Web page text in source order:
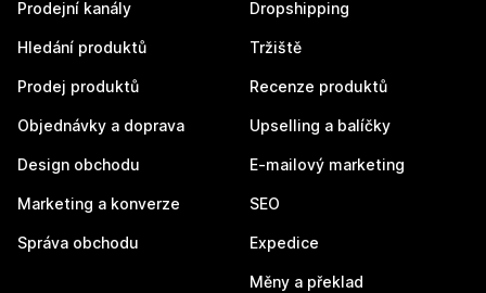
Prodejní kanály
Hledání produktů
Prodej produktů
Objednávky a doprava
Design obchodu
Marketing a konverze
Správa obchodu
Dropshipping
Tržiště
Recenze produktů
Upselling a balíčky
E-mailový marketing
SEO
Expedice
Měny a překlad